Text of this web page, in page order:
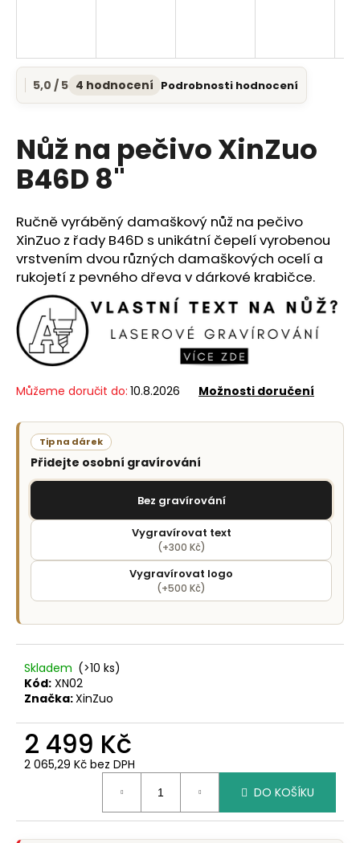
Průměrné
hodnocení
je
5,0
z
5
5,0 / 5 4 hodnocení Podrobnosti hodnocení
Nůž na pečivo XinZuo
B46D 8"
Ručně vyráběný damaškový nůž na pečivo
XinZuo z řady B46D s unikátní čepelí vyrobenou
vrstvením dvou různých damaškových ocelí a
rukojetí z pevného dřeva v dárkové krabičce.
Můžeme doručit do: 10.8.2026 Možnosti doručení
Tip na dárek
Přidejte osobní gravírování
Bez gravírování
Vygravírovat text
(+300 Kč)
Vygravírovat logo
(+500 Kč)
Skladem (>10 ks)
Kód: XN02
Značka:XinZuo
2 499 Kč
2 065,29 Kč bez DPH
DO KOŠÍKU
í
?
D
o
o
r
u
j
m